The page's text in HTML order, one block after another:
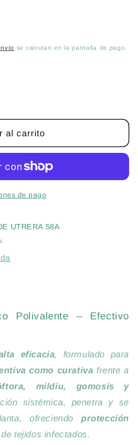
se calculan en la pantalla de pago.
al carrito
de pago
UTRERA 58A
Polivalente – Efectivo
eficacia, formulado para
como curativa frente a
mildiu, gomosis y
sistémica, penetra y se
ofreciendo protección
tejidos infectados.